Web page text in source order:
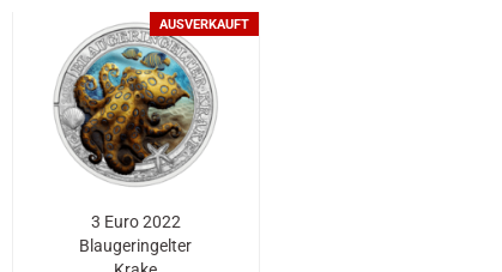
AUSVERKAUFT
3 Euro 2022
Blaugeringelter